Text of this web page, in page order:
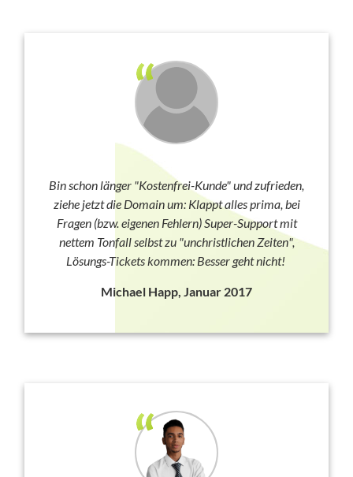
Bin schon länger "Kostenfrei-Kunde" und zufrieden,
ziehe jetzt die Domain um: Klappt alles prima, bei
Fragen (bzw. eigenen Fehlern) Super-Support mit
nettem Tonfall selbst zu "unchristlichen Zeiten",
Lösungs-Tickets kommen: Besser geht nicht!
Michael Happ, Januar 2017